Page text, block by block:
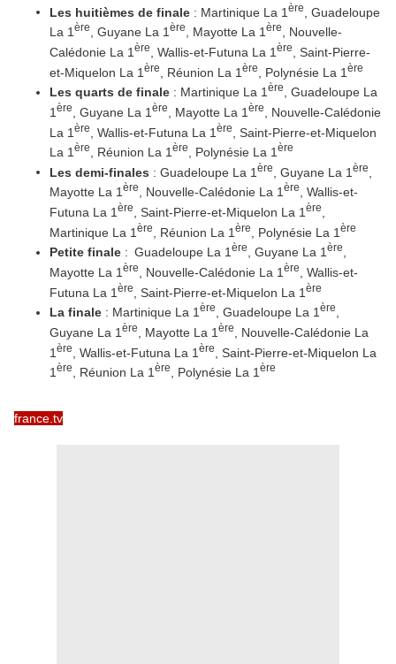
Les huitièmes de finale : Martinique La 1 ère
, Guadeloupe
La 1 ère , Guyane La 1 ère , Mayotte La 1 ère
, Nouvelle-
Calédonie La 1 ère , Wallis-et-Futuna La 1 ère
, Saint-Pierre-
et-Miquelon La 1 ère , Réunion La 1 ère , Polynésie La 1 ère
Les quarts de finale : Martinique La 1 ère
, Guadeloupe La
1 ère , Guyane La 1 ère , Mayotte La 1 ère
, Nouvelle-Calédonie
La 1 ère , Wallis-et-Futuna La 1 ère
, Saint-Pierre-et-Miquelon
La 1 ère , Réunion La 1 ère , Polynésie La 1 ère
Les demi-finales : Guadeloupe La 1 ère , Guyane La 1 ère
Mayotte La 1 ère , Nouvelle-Calédonie La 1 ère
, Wallis-et-
Futuna La 1 ère , Saint-Pierre-et-Miquelon La 1 ère
Martinique La 1 ère , Réunion La 1 ère , Polynésie La 1 ère
Petite finale : Guadeloupe La 1 ère , Guyane La 1 ère
Mayotte La 1 ère , Nouvelle-Calédonie La 1 ère
, Wallis-et-
Futuna La 1 ère , Saint-Pierre-et-Miquelon La 1 ère
La finale : Martinique La 1 ère , Guadeloupe La 1 ère
Guyane La 1 ère , Mayotte La 1 ère
, Nouvelle-Calédonie La
1 ère , Wallis-et-Futuna La 1 ère
, Saint-Pierre-et-Miquelon La
1 ère , Réunion La 1 ère , Polynésie La 1 ère
france.tv